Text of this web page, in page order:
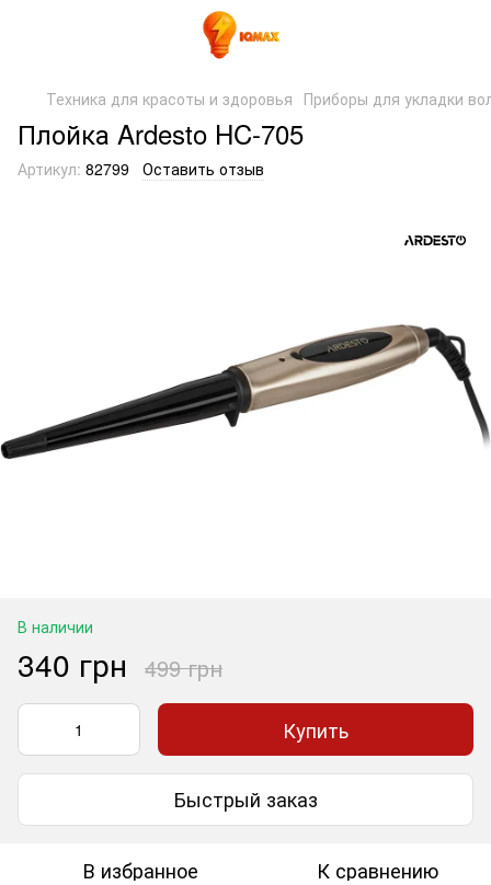
Техника для красоты и здоровья Приборы для укладки
Плойка Ardesto HC-705
Артикул: 82799 Оставить отзыв
В наличии
340 грн 499 грн
Купить
Быстрый заказ
В избранное К сравнению